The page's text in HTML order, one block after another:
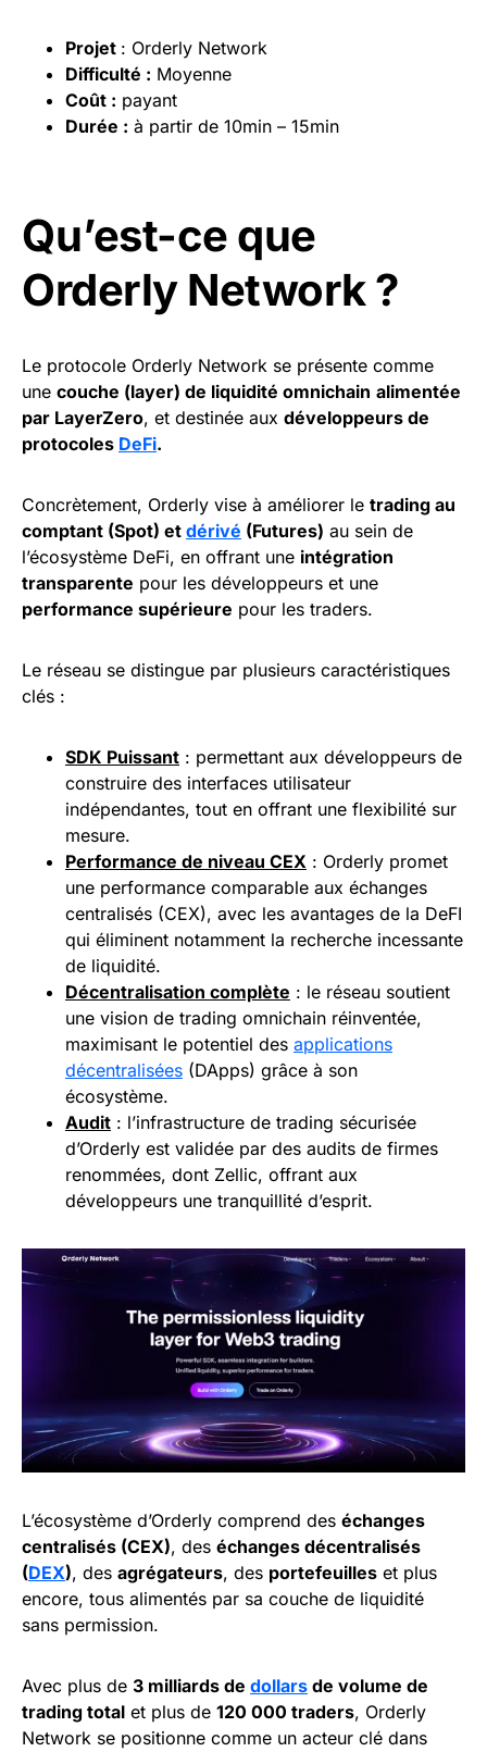
Projet : Orderly Network
Difficulté : Moyenne
Coût : payant
Durée : à partir de 10min – 15min
Qu’est-ce que
Orderly Network ?
Le protocole Orderly Network se présente comme
une couche (layer) de liquidité omnichain alimentée
par LayerZero, et destinée aux développeurs de
protocoles DeFi.
Concrètement, Orderly vise à améliorer le trading au
comptant (Spot) et dérivé (Futures) au sein de
l’écosystème DeFi, en offrant une intégration
transparente pour les développeurs et une
performance supérieure pour les traders.
Le réseau se distingue par plusieurs caractéristiques
clés :
SDK Puissant : permettant aux développeurs de
construire des interfaces utilisateur
indépendantes, tout en offrant une flexibilité sur
mesure.
Performance de niveau CEX : Orderly promet
une performance comparable aux échanges
centralisés (CEX), avec les avantages de la DeFI
qui éliminent notamment la recherche incessante
de liquidité.
Décentralisation complète : le réseau soutient
une vision de trading omnichain réinventée,
maximisant le potentiel des applications
décentralisées (DApps) grâce à son
écosystème.
Audit : l’infrastructure de trading sécurisée
d’Orderly est validée par des audits de firmes
renommées, dont Zellic, offrant aux
développeurs une tranquillité d’esprit.
L’écosystème d’Orderly comprend des échanges
centralisés (CEX), des échanges décentralisés
(DEX), des agrégateurs, des portefeuilles et plus
encore, tous alimentés par sa couche de liquidité
sans permission.
Avec plus de 3 milliards de dollars de volume de
trading total et plus de 120 000 traders, Orderly
Network se positionne comme un acteur clé dans